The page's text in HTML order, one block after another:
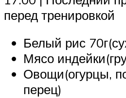
перед тренировкой
Белый рис
Мясо
Овощи(огурцы,
перец)